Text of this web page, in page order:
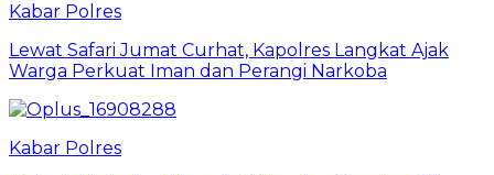
Kabar Polres
Lewat Safari Jumat Curhat, Kapolres Langkat Ajak
Warga Perkuat Iman dan Perangi Narkoba
Kabar Polres